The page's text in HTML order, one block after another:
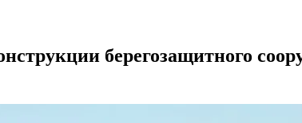
берегозащитного